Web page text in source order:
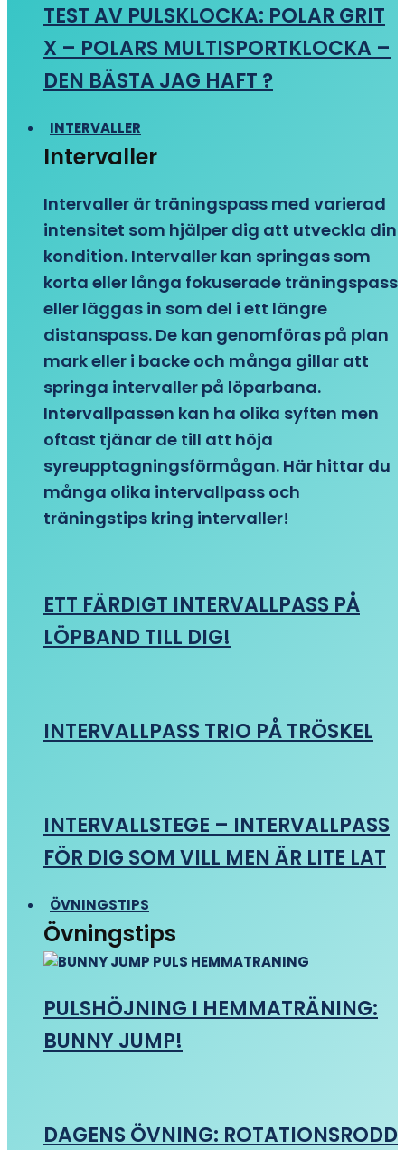
TEST AV PULSKLOCKA: POLAR GRIT
X – POLARS MULTISPORTKLOCKA –
DEN BÄSTA JAG HAFT ?
INTERVALLER
Intervaller
Intervaller är träningspass med varierad
intensitet som hjälper dig att utveckla din
kondition. Intervaller kan springas som
korta eller långa fokuserade träningspass
eller läggas in som del i ett längre
distanspass. De kan genomföras på plan
mark eller i backe och många gillar att
springa intervaller på löparbana.
Intervallpassen kan ha olika syften men
oftast tjänar de till att höja
syreupptagningsförmågan. Här hittar du
många olika intervallpass och
träningstips kring intervaller!
ETT FÄRDIGT INTERVALLPASS PÅ
LÖPBAND TILL DIG!
INTERVALLPASS TRIO PÅ TRÖSKEL
INTERVALLSTEGE – INTERVALLPASS
FÖR DIG SOM VILL MEN ÄR LITE LAT
ÖVNINGSTIPS
Övningstips
PULSHÖJNING I HEMMATRÄNING:
BUNNY JUMP!
DAGENS ÖVNING: ROTATIONSRODD